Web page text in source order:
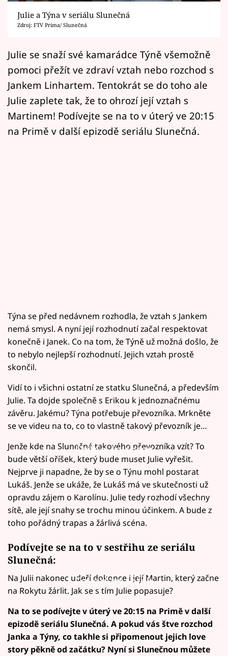
Přihlášení
Sledujte nás
Julie a Týna v seriálu Slunečná
Zdroj: FTV Prima/ Slunečná
Julie se snaží své kamarádce Týně všemožně
pomoci přežít ve zdraví vztah nebo rozchod s
Jankem Linhartem. Tentokrát se do toho ale
Julie zaplete tak, že to ohrozí její vztah s
Martinem! Podívejte se na to v úterý ve 20:15
na Primě v další epizodě seriálu Slunečná.
Týna se před nedávnem rozhodla, že vztah s Jankem
nemá smysl. A nyní její rozhodnutí začal respektovat
konečně i Janek. Co na tom, že Týně už možná došlo, že
to nebylo nejlepší rozhodnutí. Jejich vztah prostě
skončil.
Vidí to i všichni ostatní ze statku Slunečná, a především
Julie. Ta dojde společně s Erikou k jednoznačnému
závěru. Jakému? Týna potřebuje převozníka. Mrkněte
se ve videu na to, co to vlastně takový převozník je…
Failed to fetch
Jenže kde na Slunečné takového převozníka vzít? To
bude větší oříšek, který bude muset Julie vyřešit.
Nejprve ji napadne, že by se o Týnu mohl postarat
Lukáš. Jenže se ukáže, že Lukáš má ve skutečnosti už
opravdu zájem o Karolínu. Julie tedy rozhodí všechny
sítě, ale její snahy se trochu minou účinkem. A bude z
toho pořádný trapas a žárlivá scéna.
Podívejte se na to v sestřihu ze seriálu
Slunečná:
Failed to fetch
Na Julii nakonec udeří dokonce i její Martin, který začne
na Rokytu žárlit. Jak se s tím Julie popasuje?
Na to se podívejte v úterý ve 20:15 na Primě v další
epizodě seriálu Slunečná. A pokud vás štve rozchod
Janka a Týny, co takhle si připomenout jejich love
story pěkně od začátku? Nyní si Slunečnou můžete